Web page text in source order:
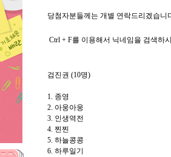
당첨자분들께는 개별 연락드리겠습니
Ctrl + F를 이용해서 닉네임을 검색하
검진권 (10명)
1. 종영
2. 아웅아웅
3. 인생역전
4. 찐찐
5. 하늘콩콩
6. 하루일기